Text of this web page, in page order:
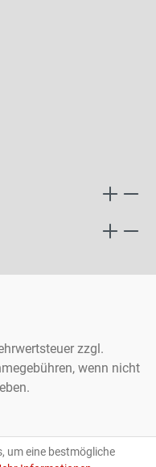
zzgl.
wenn nicht
um eine bestmögliche